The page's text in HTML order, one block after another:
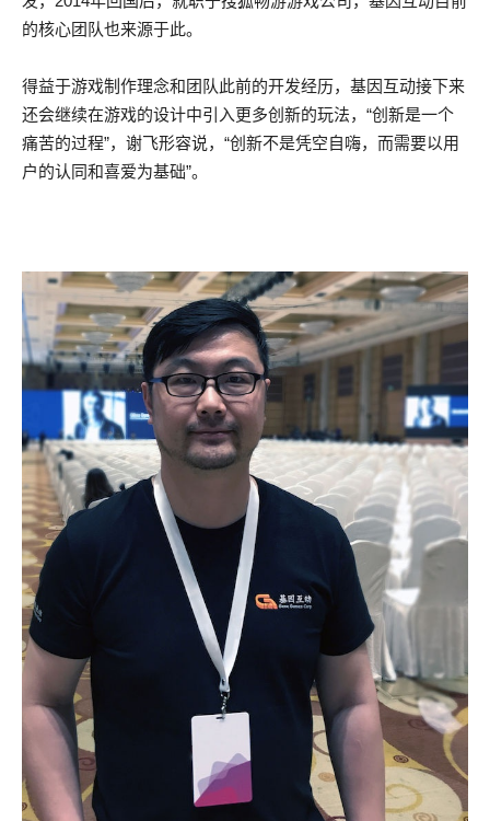
的核心团队也来源于此。
得益于游戏制作理念和团队此前的开发经历，基因互动接下来
还会继续在游戏的设计中引入更多创新的玩法，“创新是一个
痛苦的过程”，谢飞形容说，“创新不是凭空自嗨，而需要以用
户的认同和喜爱为基础”。